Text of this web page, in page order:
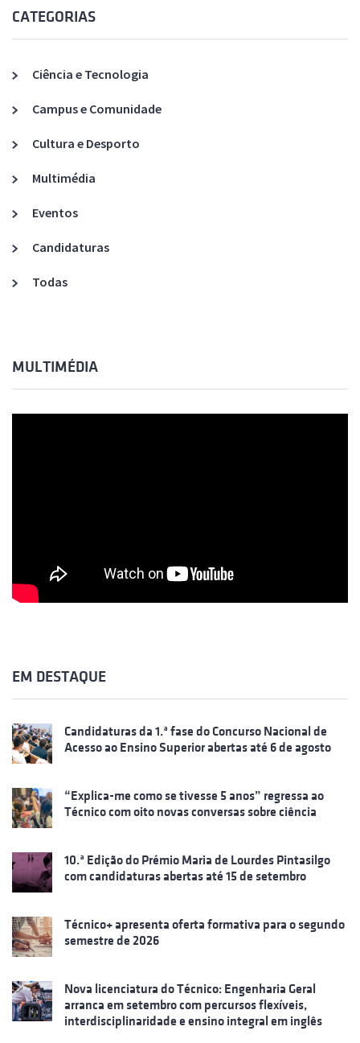
CATEGORIAS
Ciência e Tecnologia
Campus e Comunidade
Cultura e Desporto
Multimédia
Eventos
Candidaturas
Todas
MULTIMÉDIA
EM DESTAQUE
Candidaturas da 1.ª fase do Concurso Nacional de
Acesso ao Ensino Superior abertas até 6 de agosto
“Explica-me como se tivesse 5 anos” regressa ao
Técnico com oito novas conversas sobre ciência
10.ª Edição do Prémio Maria de Lourdes Pintasilgo
com candidaturas abertas até 15 de setembro
Técnico+ apresenta oferta formativa para o segundo
semestre de 2026
Nova licenciatura do Técnico: Engenharia Geral
arranca em setembro com percursos flexíveis,
interdisciplinaridade e ensino integral em inglês